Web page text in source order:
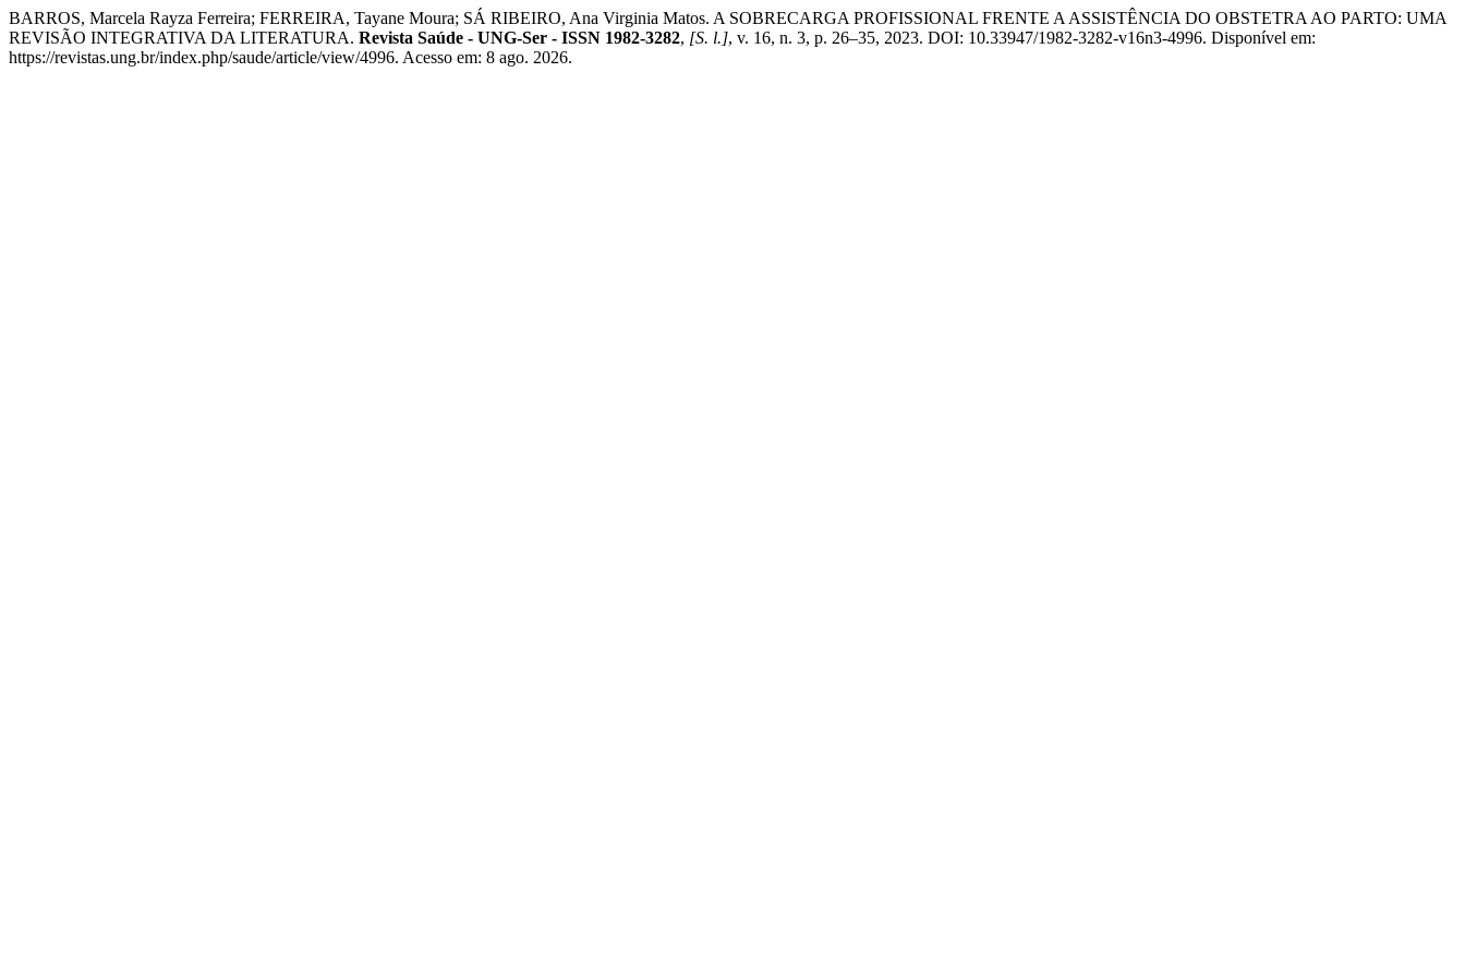
BARROS, Marcela Rayza Ferreira; FERREIRA, Tayane Moura; SÁ RIBEIRO, Ana Virginia Matos. A SOBRECARGA PROFISSIONAL FRENTE A ASSISTÊNCIA DO OBSTETRA AO PARTO: UMA
REVISÃO INTEGRATIVA DA LITERATURA. Revista Saúde - UNG-Ser - ISSN 1982-3282, [S. l.], v. 16, n. 3, p. 26–35, 2023. DOI: 10.33947/1982-3282-v16n3-4996. Disponível em:
https://revistas.ung.br/index.php/saude/article/view/4996. Acesso em: 8 ago. 2026.